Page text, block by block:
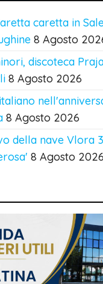
caretta in
8 Agosto
discoteca
8 Agosto 2026
8 Agosto 2026
della nave Vlora
8 Agosto 2026